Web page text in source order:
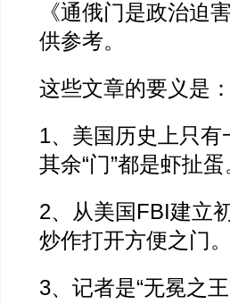
《通俄门是政治
供参考。
这些文章的要义是：
1、美国历史上只有
其余“门”都是虾扯蛋
2、从美国FBI建立
炒作打开方便之门。
3、记者是“无冕之